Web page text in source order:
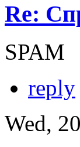
Re:
SPAM
reply
Wed,